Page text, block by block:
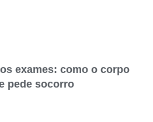
exames: como o corpo
pede socorro